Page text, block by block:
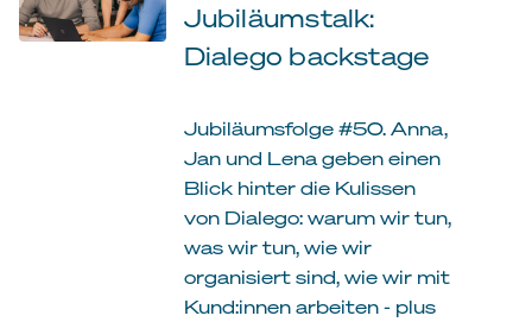
Jubiläumstalk:
Dialego backstage
Jubiläumsfolge #50. Anna,
Jan und Lena geben einen
Blick hinter die Kulissen
von Dialego: warum wir tun,
was wir tun, wie wir
organisiert sind, wie wir mit
Kund:innen arbeiten - plus